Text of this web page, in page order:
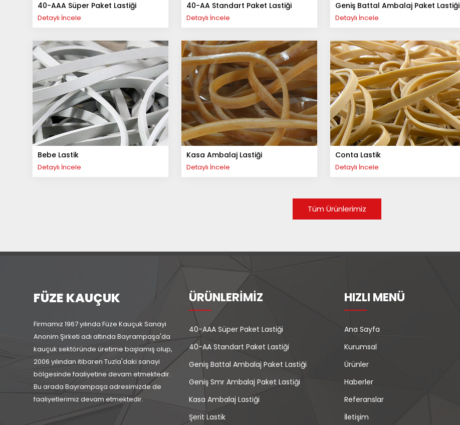
40-AAA Süper Paket Lastiği
Detaylı İncele
40-AA Standart Paket Lastiği
Detaylı İncele
Geniş Battal Ambalaj Paket Lastiği
Detaylı İncele
Bebe Lastik
Detaylı İncele
Kasa Ambalaj Lastiği
Detaylı İncele
Conta Lastik
Detaylı İncele
Tüm Ürünlerimiz
FÜZE KAUÇUK
Firmamız 1967 yılında Füze Kauçuk Sanayi
Anonim Şirketi adı altında Bayrampaşa'da
kauçuk sektöründe üretime başlamış olup,
2006 yılından itibaren Tuzla'daki sanayi
bölgesinde faaliyetine devam etmektedir.
Bu arada Bayrampaşa adresimizde de
faaliyetlerimiz devam etmektedir.
ÜRÜNLERİMİZ
40-AAA Süper Paket Lastiği
40-AA Standart Paket Lastiği
Geniş Battal Ambalaj Paket Lastiği
Geniş Smr Ambalaj Paket Lastiği
Kasa Ambalaj Lastiği
Şerit Lastik
HIZLI MENÜ
Ana Sayfa
Kurumsal
Ürünler
Haberler
Referanslar
İletişim